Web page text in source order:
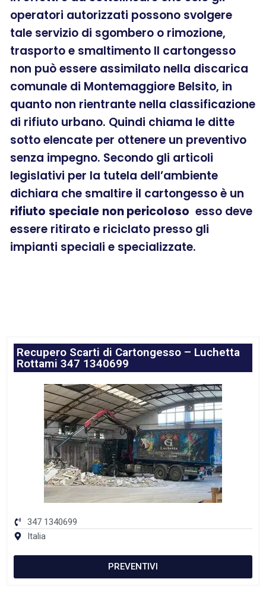
operatori autorizzati possono svolgere
tale servizio di sgombero o rimozione,
trasporto e smaltimento Il cartongesso
non può essere assimilato nella discarica
comunale di Montemaggiore Belsito, in
quanto non rientrante nella classificazione
di rifiuto urbano. Quindi chiama le ditte
sotto elencate per ottenere un preventivo
senza impegno. Secondo gli articoli
legislativi per la tutela dell’ambiente
dichiara che smaltire il cartongesso è un
rifiuto speciale non pericoloso esso deve
essere ritirato e riciclato presso gli
impianti speciali e specializzate.
Recupero Scarti di Cartongesso – Luchetta
Rottami 347 1340699
347 1340699
Italia
PREVENTIVI